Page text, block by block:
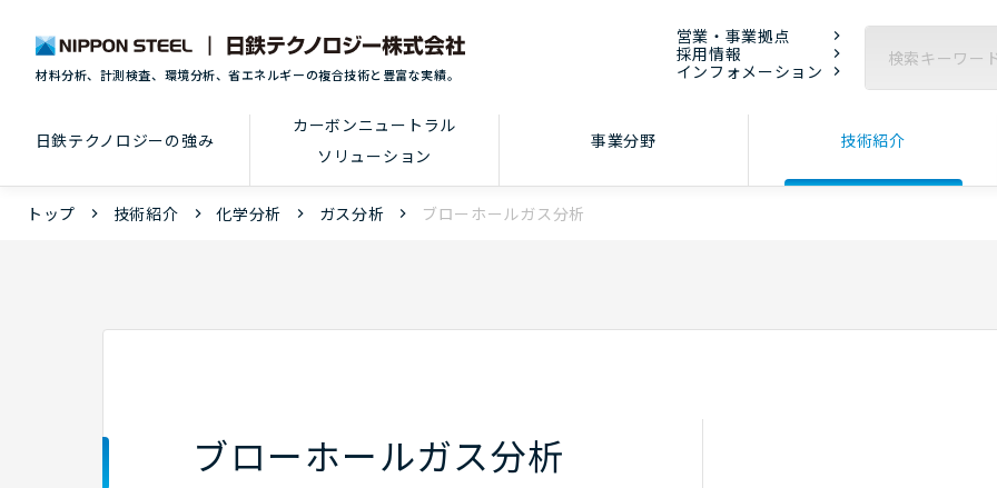
材料分析、計測検査、環境分析、省エネルギーの複合技術と豊富な実績。
営業・事業拠点
採用情報
インフォメーション
日鉄テクノロジーの強み
カーボンニュートラル
ソリューション
事業分野 技術紹介
トップ 技術紹介 化学分析 ガス分析 ブローホールガス分析
ブローホールガス分析